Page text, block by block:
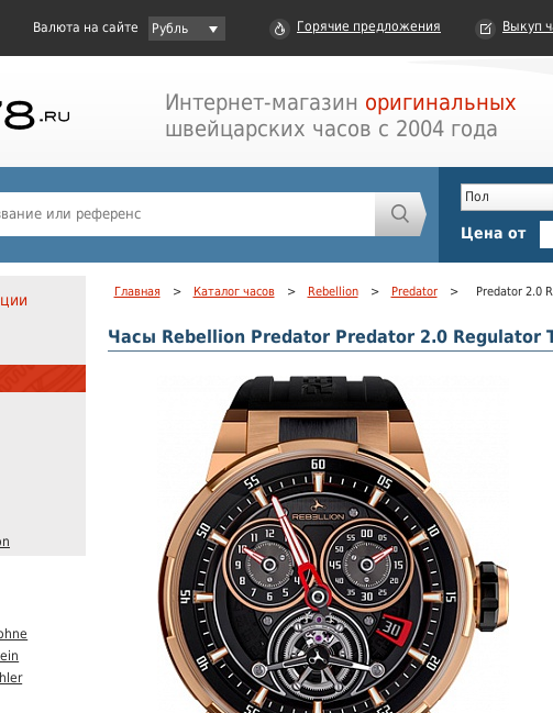
Валюта на сайте Рубль Горячие предложения Выкуп
Интернет-магазин оригинальных
швейцарских часов с 2004 года
Пол
Цена от
Главная > Каталог часов > Rebellion > Predator > Predator 2.0
Часы Rebellion Predator Predator 2.0